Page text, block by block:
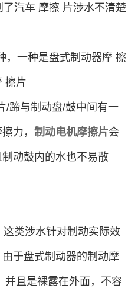
汽车 摩擦 片涉水不清楚
一种是盘式制动器摩 擦
擦片
蹄与制动盘/鼓中间有一
力， 制动电机摩擦片会
动鼓内的水也不易散
类涉水针对制动实际效
于盘式制动器的制动摩
并且是裸露在外面，不容